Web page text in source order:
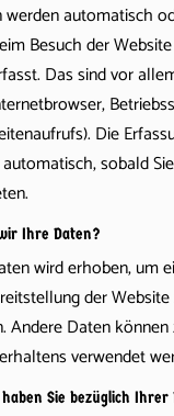
werden automatisch
Besuch der
Das sind vor
Die
sobald
Ihre Daten?
wird erhoben, um
der Website
Andere Daten
verwendet
Sie bezüglich Ihrer